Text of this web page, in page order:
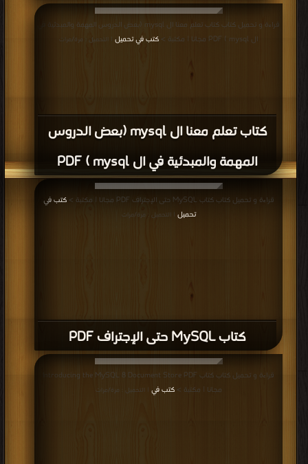
كتاب تعلم معنا ال mysql (بعض الدروس
المهمة والمبدئية في ال mysql ) PDF
قراءة و تحميل كتاب كتاب تعلم معنا ال mysql (بعض الدروس المهمة والمبدئية في
ال mysql ) PDF مجانا | مكتبة >
كتب في تحميل | التحميل : مرة/مرات
كتاب MySQL حتى الإجتراف PDF
قراءة و تحميل كتاب كتاب MySQL حتى الإجتراف PDF مجانا | مكتبة >
كتب في
تحميل
| التحميل : مرة/مرات
قراءة و تحميل كتاب كتاب Introducing the MySQL 8 Document Store PDF
مجانا | مكتبة >كتب في | التحميل : مرة/مرات